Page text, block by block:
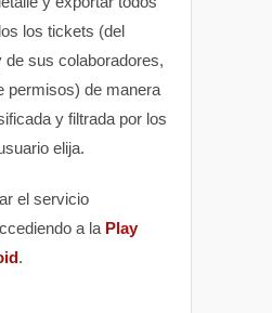
los tickets (del
de sus colaboradores,
permisos) de manera
y filtrada por los
elija.
el servicio
a la Play
.